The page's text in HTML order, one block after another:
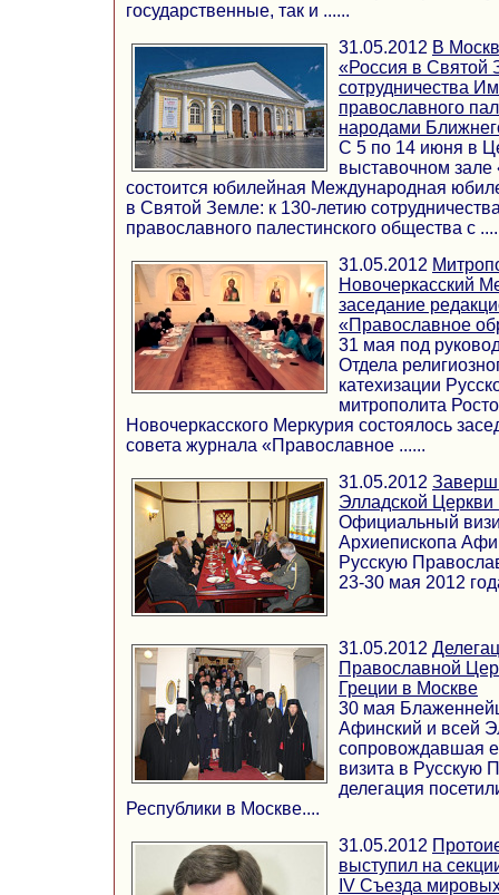
государственные, так и ......
31.05.2012 В
«Россия в Святой
сотрудничества
православного
народами
С 5 по 14 июня в
выставочном
состоится юбилейная Международная
в Святой Земле: к 130-летию
православного палестинского общества с
31.05.2012
Новочеркасский
заседание
«Православное
31 мая под
Отдела
катехизации
митрополита
Новочеркасского Меркурия состоялось
совета журнала «Православное ......
31.05.2012
Элладской Церкви
Официальный
Архиепископа
Русскую
23-30 мая 2012
31.05.2012
Православной
Греции в Москвe
30 мая
Афинский и всей
сопровождавшая
визита в Русскую
делегация
Республики в Москве....
31.05.2012
выступил на
IV Съезда